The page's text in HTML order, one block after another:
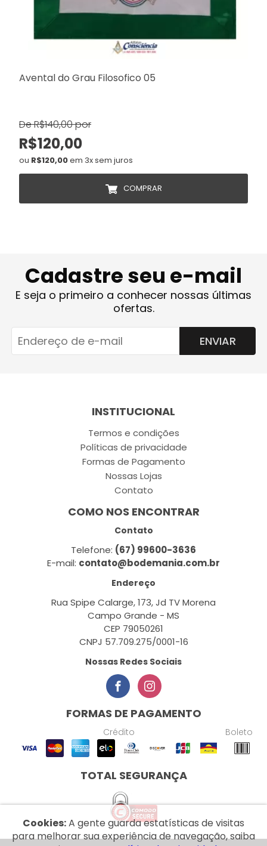
Avental do Grau Filosofico 05
De R$140,00 por
R$120,00
ou R$120,00em 3x sem juros
COMPRAR
Cadastre seu e-mail
E seja o primeiro a conhecer nossas últimas
ofertas.
ENVIAR
INSTITUCIONAL
Termos e condições
Políticas de privacidade
Formas de Pagamento
Nossas Lojas
Contato
COMO NOS ENCONTRAR
Contato
Telefone: (67) 99600-3636
E-mail: contato@bodemania.com.br
Endereço
Rua Spipe Calarge, 173, Jd TV Morena
Campo Grande - MS
CEP 79050261
CNPJ 57.709.275/0001-16
Nossas Redes Sociais
FORMAS DE PAGAMENTO
Crédito Boleto
TOTAL SEGURANÇA
Cookies:A gente guarda estatísticas de visitas
para melhorar sua experiência de navegação, saiba